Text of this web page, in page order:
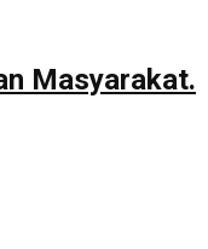
Masyarakat.